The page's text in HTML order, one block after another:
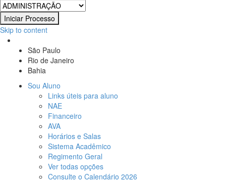
Skip to content
São Paulo
Rio de Janeiro
Bahia
Sou Aluno
Links úteis para aluno
NAE
Financeiro
AVA
Horários e Salas
Sistema Acadêmico
Regimento Geral
Ver todas opções
Consulte o Calendário 2026